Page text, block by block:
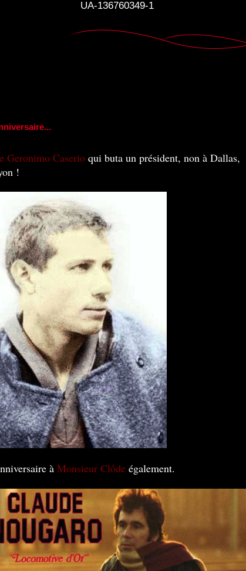
UA-136760349-1
Geronimo Caserio qui buta un président, non à Dallas,
!
à Monsieur Clôde également.